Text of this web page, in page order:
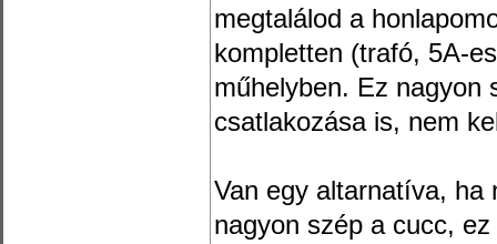
megtalálod a
kompletten (trafó, 5A-
műhelyben. Ez nagyon
csatlakozása is, nem
Van egy altarnatíva, ha
nagyon szép a cucc,